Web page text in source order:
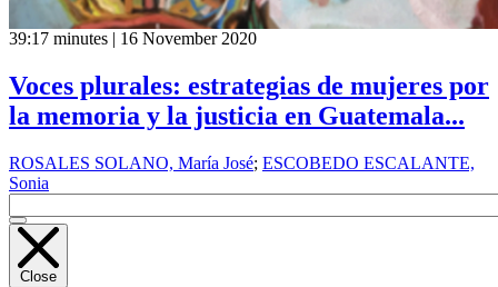
39:17 minutes | 16 November 2020
Voces plurales: estrategias de mujeres por
la memoria y la justicia en Guatemala...
ROSALES SOLANO, María José; ESCOBEDO ESCALANTE,
Sonia
Close